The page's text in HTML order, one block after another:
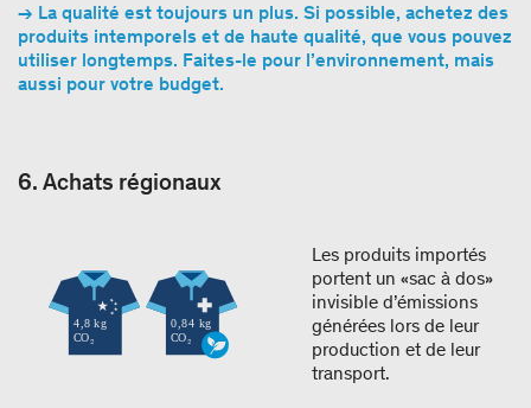
→ La qualité est toujours un plus. Si possible, achetez des
produits intemporels et de haute qualité, que vous pouvez
utiliser longtemps. Faites-le pour l’environnement, mais
aussi pour votre budget.
6. Achats régionaux
Les produits importés
portent un «sac à dos»
invisible d’émissions
générées lors de leur
production et de leur
transport.